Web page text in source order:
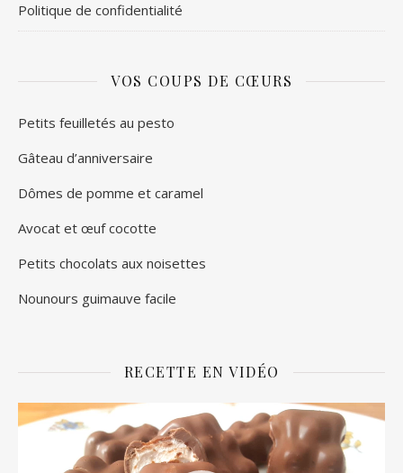
Politique de confidentialité
VOS COUPS DE CŒURS
Petits feuilletés au pesto
Gâteau d’anniversaire
Dômes de pomme et caramel
Avocat et œuf cocotte
Petits chocolats aux noisettes
Nounours guimauve facile
RECETTE EN VIDÉO
Lecteur
vidéo